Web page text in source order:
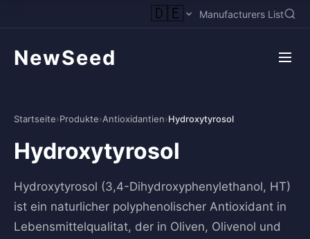
🇩🇪 Manufacturers List
NewSeed
Startseite›Produkte›Antioxidantien›Hydroxytyrosol
Hydroxytyrosol
Hydroxytyrosol (3,4-Dihydroxyphenylethanol, HT)
ist ein naturlicher polyphenolischer Antioxidant in
Lebensmittelqualitat, der in Oliven, Olivenol und